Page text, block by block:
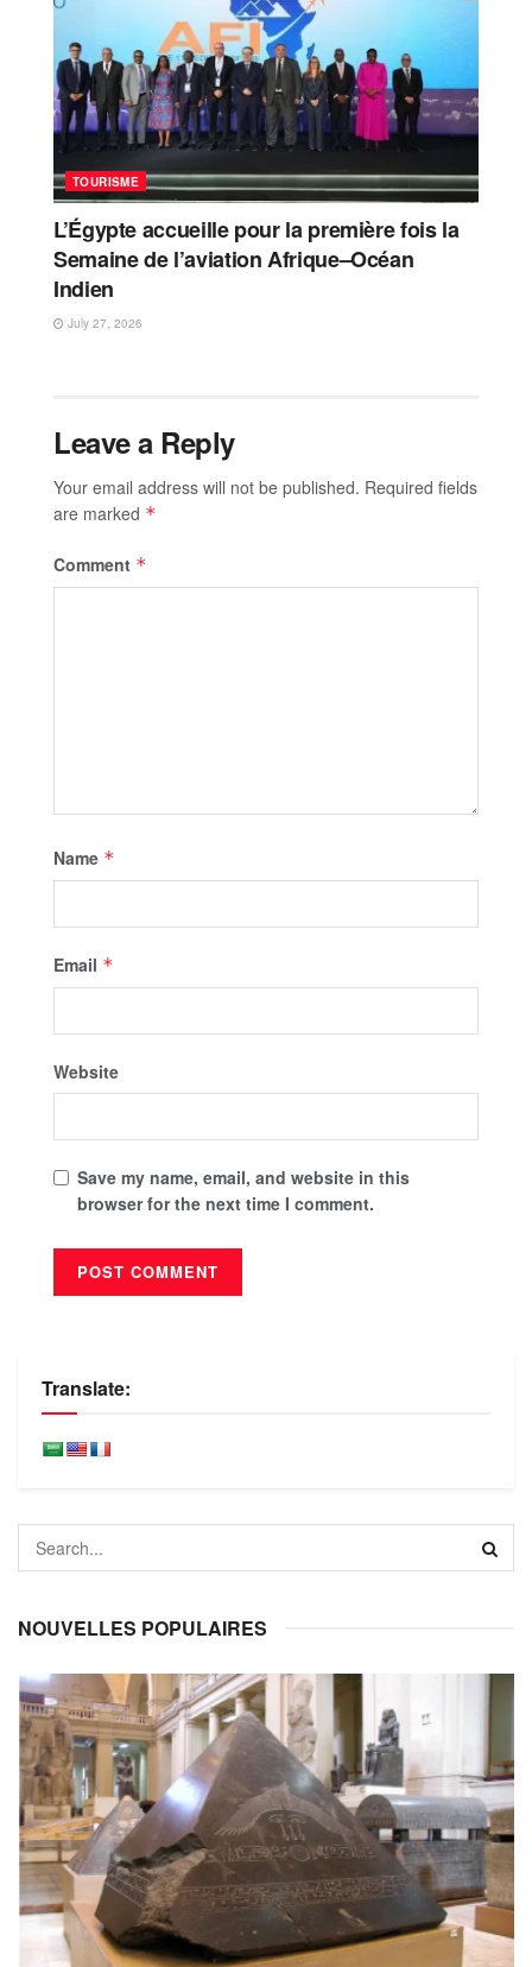
TOURISME
L’Égypte accueille pour la première fois la
Semaine de l’aviation Afrique–Océan
Indien
July 27, 2026
Leave a Reply
Your email address will not be published. Required fields
are marked *
Comment *
Name *
Email *
Website
Save my name, email, and website in this
browser for the next time I comment.
Translate:
NOUVELLES POPULAIRES